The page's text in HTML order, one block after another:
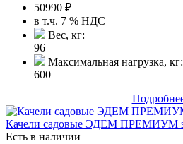
50990 ₽
в т.ч. 7 % НДС
Вес, кг:
96
Максимальная нагрузка, кг:
600
Качели садовые ЭДЕМ ПРЕМИУМ
Есть в наличии